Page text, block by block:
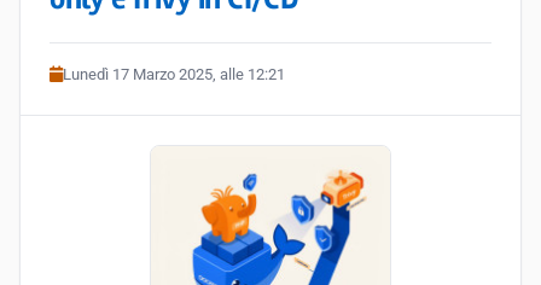
Lunedì 17 Marzo 2025, alle 12:21